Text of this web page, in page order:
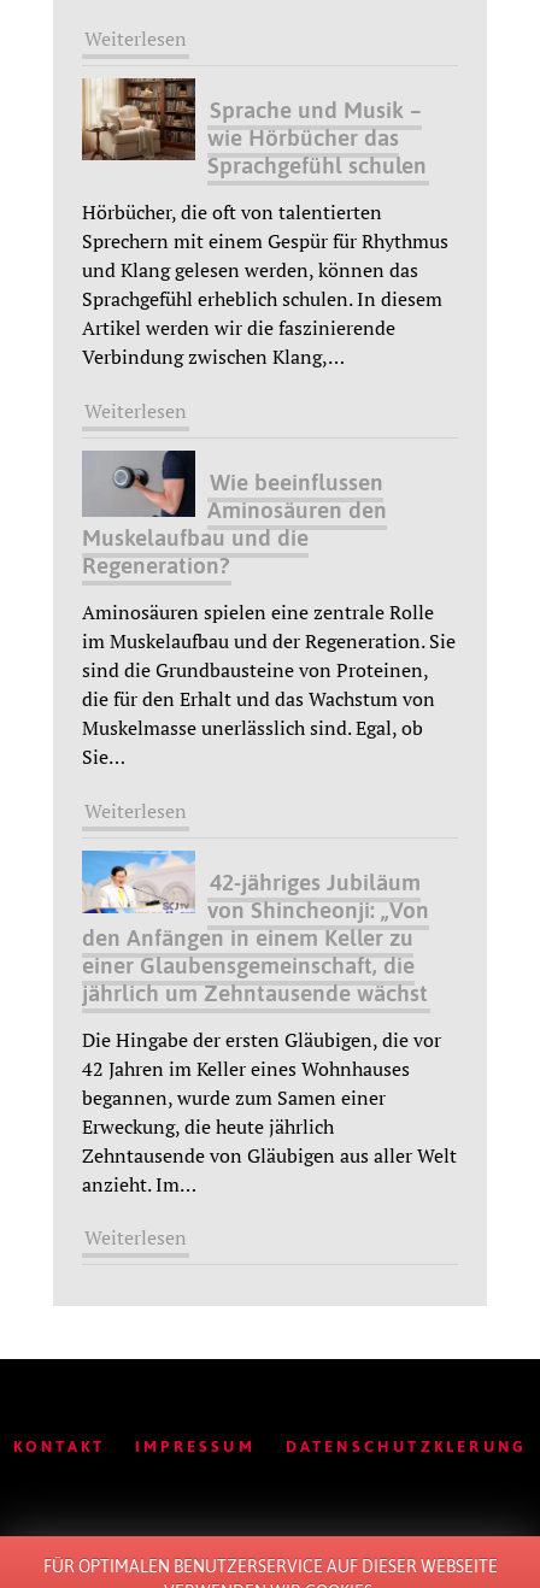
Weiterlesen
Sprache und Musik –
wie Hörbücher das
Sprachgefühl schulen
Hörbücher, die oft von talentierten
Sprechern mit einem Gespür für Rhythmus
und Klang gelesen werden, können das
Sprachgefühl erheblich schulen. In diesem
Artikel werden wir die faszinierende
Verbindung zwischen Klang,…
Weiterlesen
Wie beeinflussen
Aminosäuren den
Muskelaufbau und die
Regeneration?
Aminosäuren spielen eine zentrale Rolle
im Muskelaufbau und der Regeneration. Sie
sind die Grundbausteine von Proteinen,
die für den Erhalt und das Wachstum von
Muskelmasse unerlässlich sind. Egal, ob
Sie…
Weiterlesen
42-jähriges Jubiläum
von Shincheonji: „Von
den Anfängen in einem Keller zu
einer Glaubensgemeinschaft, die
jährlich um Zehntausende wächst
Die Hingabe der ersten Gläubigen, die vor
42 Jahren im Keller eines Wohnhauses
begannen, wurde zum Samen einer
Erweckung, die heute jährlich
Zehntausende von Gläubigen aus aller Welt
anzieht. Im…
Weiterlesen
KONTAKT IMPRESSUM DATENSCHUTZKLERUNG
© 2011 - 2026 ALL RIGHTS RESERVED. BY
FÜR OPTIMALEN BENUTZERSERVICE AUF DIESER WEBSEITE